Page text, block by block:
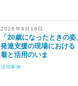
2026年6月16日
「20歳になったときの
発達支援の現場における
着と活用のいま
活用事例